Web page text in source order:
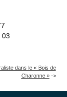
03
dans le « Bois de
Charonne »